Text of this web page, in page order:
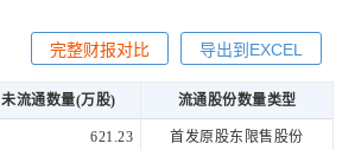
导出到EXCEL
完整财报对比
未流通数量(万股) 流通股份数量类型
621.23 首发原股东限售股份